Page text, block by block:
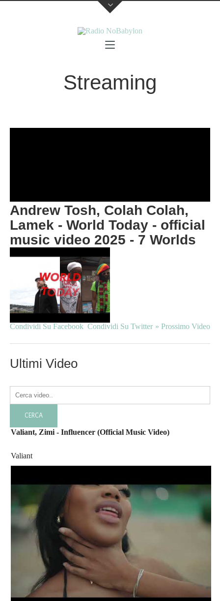
Streaming
Andrew Tosh, Colah Colah,
Lamek - World Today - official
music video 2025 - 7 Worlds
Condividi Su Facebook Condividi Su Twitter » Prossimo Video
Ultimi Video
Valiant, Zimi - Influencer (Official Music Video)
Valiant